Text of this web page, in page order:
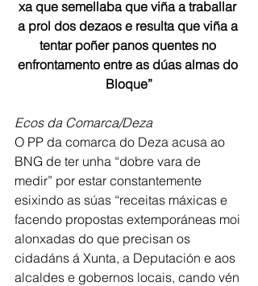
xa que semellaba que viña a traballar
a prol dos dezaos e resulta que viña a
tentar poñer panos quentes no
enfrontamento entre as dúas almas do
Bloque”
Ecos da Comarca/Deza
O PP da comarca do Deza acusa ao
BNG de ter unha “dobre vara de
medir” por estar constantemente
esixindo as súas “receitas máxicas e
facendo propostas extemporáneas moi
alonxadas do que precisan os
cidadáns á Xunta, a Deputación e aos
alcaldes e gobernos locais, cando vén